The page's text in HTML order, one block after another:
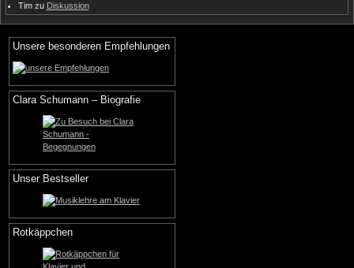
Timzu Diskussion
Unsere besonderen Empfehlungen
Clara Schumann – Biografie
Unser Bestseller
Rotkäppchen